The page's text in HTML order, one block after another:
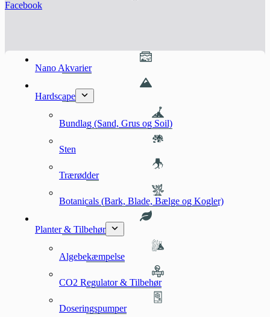
Facebook
Nano Akvarier
Hardscape
Bundlag (Sand, Grus og Soil)
Sten
Trærødder
Botanicals (Bark, Blade, Bælge og Kogler)
Planter & Tilbehør
Algebekæmpelse
CO2 Regulator & Tilbehør
Doseringspumper